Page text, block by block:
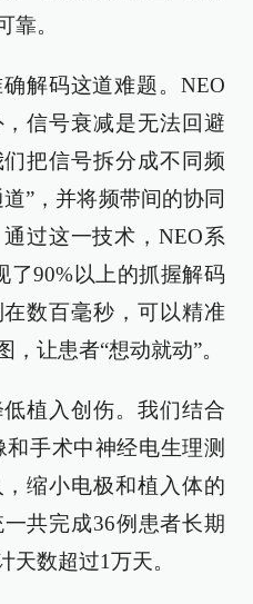
靠。
解码这道难题。NEO
信号衰减是无法回避
把信号拆分成不同频
”，并将频带间的协同
过这一技术，NEO系
了90%以上的抓握解码
数百毫秒，可以精准
让患者“想动就动”。
植入创伤。我们结合
手术中神经电生理测
缩小电极和植入体的
共完成36例患者长期
天数超过1万天。